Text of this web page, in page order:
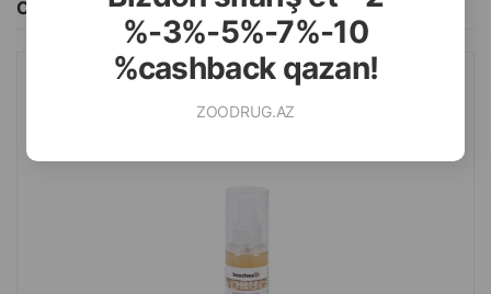
%-3%-5%-7%-10
%cashback qazan!
ZOODRUG.AZ
Смотреть Все